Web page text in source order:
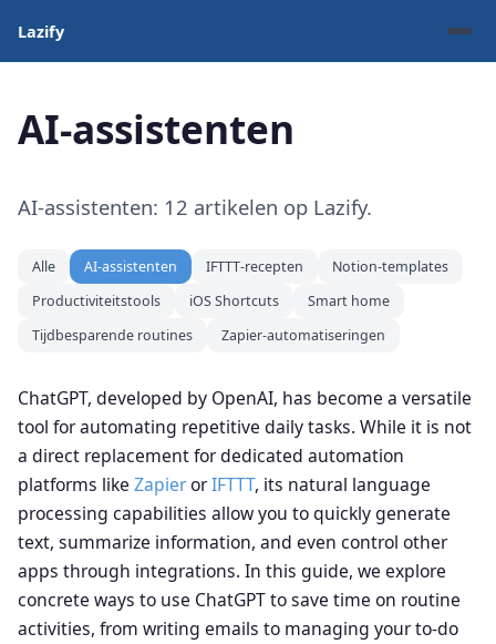
Lazify
AI-assistenten
AI-assistenten: 12 artikelen op Lazify.
Alle AI-assistenten IFTTT-recepten
Notion-templates
Productiviteitstools
iOS Shortcuts
Smart home
Tijdbesparende routines
Zapier-automatiseringen
ChatGPT, developed by OpenAI, has become a versatile
tool for automating repetitive daily tasks. While it is not
a direct replacement for dedicated automation
platforms like ZapierorIFTTT, its natural language
processing capabilities allow you to quickly generate
text, summarize information, and even control other
apps through integrations. In this guide, we explore
concrete ways to use ChatGPT to save time on routine
activities, from writing emails to managing your to-do